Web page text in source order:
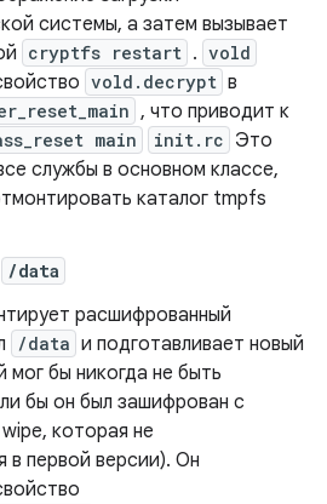
системы, а затем вызывает
cryptfs restart . vold
vold.decrypt в
, что приводит к
main init.rc Это
службы в основном классе,
каталог tmpfs
/data
расшифрованный
/data и подготавливает новый
мог бы никогда не быть
бы он был зашифрован с
которая не
в первой версии). Он